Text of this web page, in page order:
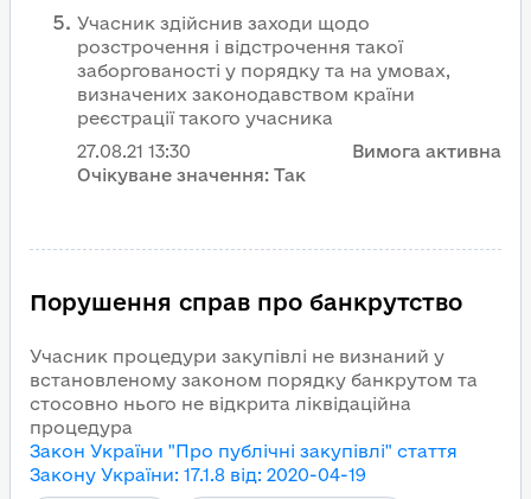
Учасник здійснив заходи щодо
розстрочення і відстрочення такої
заборгованості у порядку та на умовах,
визначених законодавством країни
реєстрації такого учасника
27.08.21 13:30
Вимога активна
Очікуване значення: Так
Порушення справ про банкрутство
Учасник процедури закупівлі не визнаний у
встановленому законом порядку банкрутом та
стосовно нього не відкрита ліквідаційна
процедура
Закон України "Про публічні закупівлі" стаття
Закону України: 17.1.8 від: 2020-04-19